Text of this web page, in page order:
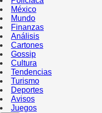
México
Mundo
Finanzas
Análisis
Cartones
Gossip
Cultura
Tendencias
Turismo
Deportes
Avisos
Juegos